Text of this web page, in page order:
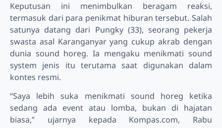
Keputusan ini menimbulkan beragam reaksi,
termasuk dari para penikmat hiburan tersebut. Salah
satunya datang dari Pungky (33), seorang pekerja
swasta asal Karanganyar yang cukup akrab dengan
dunia sound horeg. Ia mengaku menikmati sound
system jenis itu terutama saat digunakan dalam
kontes resmi.
“Saya lebih suka menikmati sound horeg ketika
sedang ada event atau lomba, bukan di hajatan
biasa,” ujarnya kepada Kompas.com, Rabu